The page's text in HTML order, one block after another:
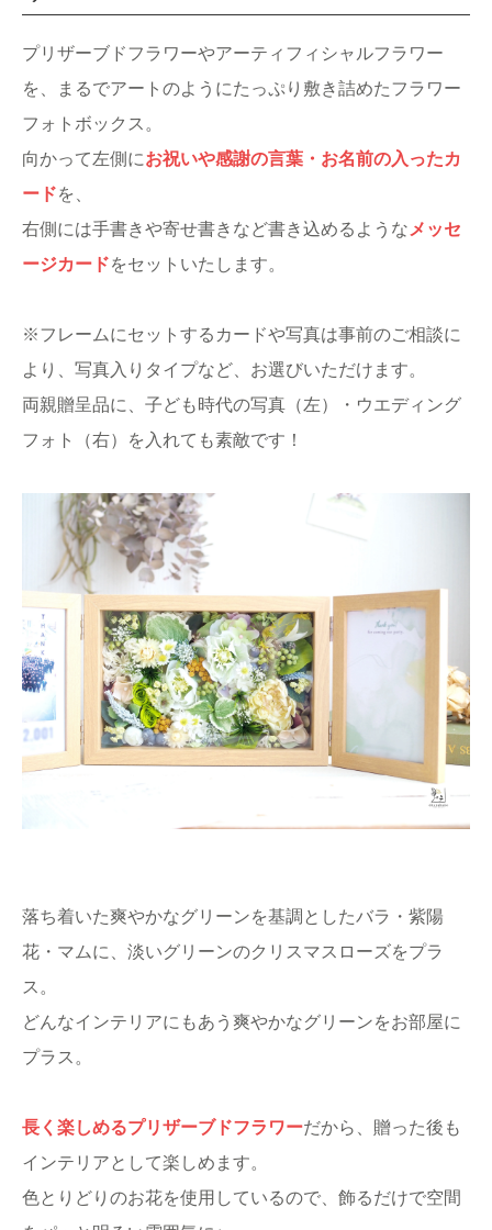
プリザーブドフラワーやアーティフィシャルフラワー
を、まるでアートのようにたっぷり敷き詰めたフラワー
フォトボックス。
向かって左側にお祝いや感謝の言葉・お名前の入ったカ
ードを、
右側には手書きや寄せ書きなど書き込めるような メッセ
ージカードをセットいたします。
※フレームにセットするカードや写真は事前のご相談に
より、写真入りタイプなど、お選びいただけます。
両親贈呈品に、子ども時代の写真（左）・ウエディング
フォト（右）を入れても素敵です！
落ち着いた爽やかなグリーンを基調としたバラ・紫陽
花・マムに、淡いグリーンのクリスマスローズをプラ
ス。
どんなインテリアにもあう爽やかなグリーンをお部屋に
プラス。
長く楽しめるプリザーブドフラワーだから、贈った後も
インテリアとして楽しめます。
色とりどりのお花を使用しているので、飾るだけで空間